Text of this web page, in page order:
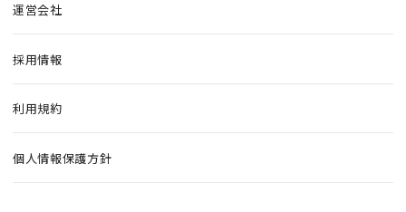
運営会社
採用情報
利用規約
個人情報保護方針